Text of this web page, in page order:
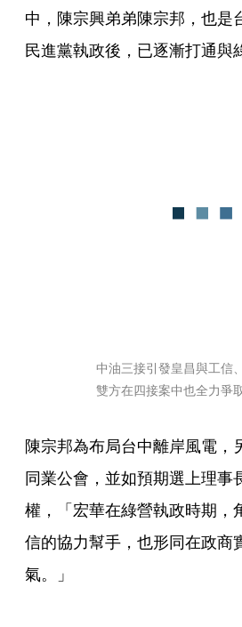
中，陳宗興弟弟陳宗邦，也是
民進黨執政後，已逐漸打通與
中油三接引發皇昌與工信
雙方在四接案中也全力爭
陳宗邦為布局台中離岸風電，
同業公會，並如預期選上理事
權，「宏華在綠營執政時期，
信的協力幫手，也形同在政商
氣。」